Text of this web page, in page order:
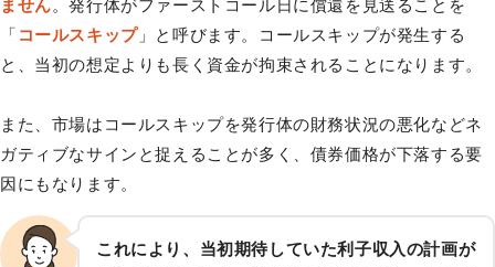
ません。発行体がファーストコール日に償還を見送ることを
「 コールスキップ」と呼びます。コールスキップが発生する
と、当初の想定よりも長く資金が拘束されることになります。
また、市場はコールスキップを発行体の財務状況の悪化などネ
ガティブなサインと捉えることが多く、債券価格が下落する要
因にもなります。
これにより、当初期待していた利子収入の計画が